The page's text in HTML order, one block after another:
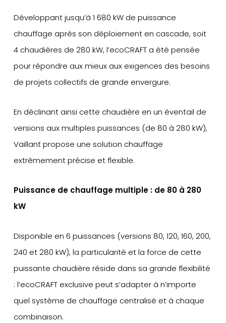
Développant jusqu’à 1 680 kW de puissance
chauffage après son déploiement en cascade, soit
4 chaudières de 280 kW, l’ecoCRAFT a été pensée
pour répondre aux mieux aux exigences des besoins
de projets collectifs de grande envergure.
En déclinant ainsi cette chaudière en un éventail de
versions aux multiples puissances (de 80 à 280 kW),
Vaillant propose une solution chauffage
extrêmement précise et flexible.
Puissance de chauffage multiple : de 80 à 280
kW
Disponible en 6 puissances (versions 80, 120, 160, 200,
240 et 280 kW), la particularité et la force de cette
puissante chaudière réside dans sa grande flexibilité
: l’ecoCRAFT exclusive peut s’adapter à n’importe
quel système de chauffage centralisé et à chaque
combinaison.